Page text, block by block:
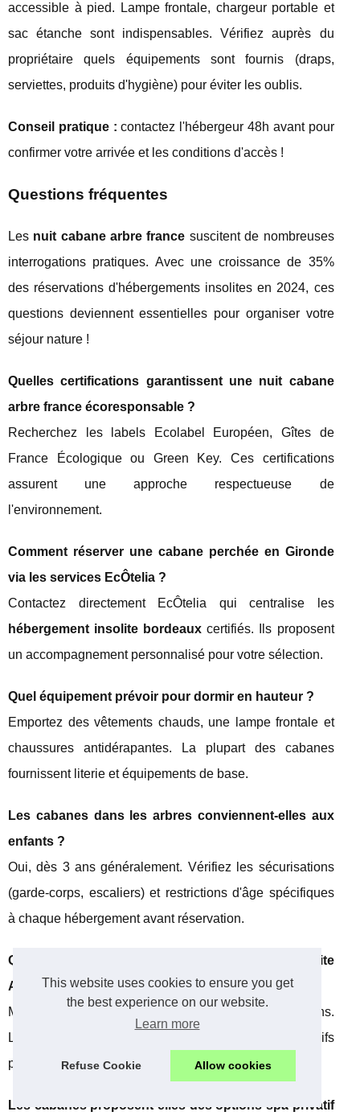
This website uses cookies to ensure you get
the best experience on our website.
Learn more
Refuse Cookie Allow cookies
accessible à pied. Lampe frontale, chargeur portable et
sac étanche sont indispensables. Vérifiez auprès du
propriétaire quels équipements sont fournis (draps,
serviettes, produits d'hygiène) pour éviter les oublis.
Conseil pratique : contactez l'hébergeur 48h avant pour
confirmer votre arrivée et les conditions d'accès !
Questions fréquentes
Les nuit cabane arbre france suscitent de nombreuses
interrogations pratiques. Avec une croissance de 35%
des réservations d'hébergements insolites en 2024, ces
questions deviennent essentielles pour organiser votre
séjour nature !
Quelles certifications garantissent une nuit cabane
arbre france écoresponsable ?
Recherchez les labels Ecolabel Européen, Gîtes de
France Écologique ou Green Key. Ces certifications
assurent une approche respectueuse de
l'environnement.
Comment réserver une cabane perchée en Gironde
via les services EcÔtelia ?
Contactez directement EcÔtelia qui centralise les
hébergement insolite bordeaux certifiés. Ils proposent
un accompagnement personnalisé pour votre sélection.
Quel équipement prévoir pour dormir en hauteur ?
Emportez des vêtements chauds, une lampe frontale et
chaussures antidérapantes. La plupart des cabanes
fournissent literie et équipements de base.
Les cabanes dans les arbres conviennent-elles aux
enfants ?
Oui, dès 3 ans généralement. Vérifiez les sécurisations
(garde-corps, escaliers) et restrictions d'âge spécifiques
à chaque hébergement avant réservation.
Quelle période choisir pour un week-end insolite
Aquitaine ?
Mai à septembre offrent les meilleures conditions.
L'automne reste agréable avec moins d'affluence et tarifs
préférentiels pour votre séjour.
Les cabanes proposent-elles des options spa privatif